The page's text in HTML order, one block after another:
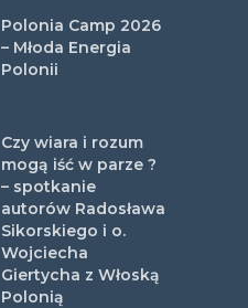
Polonia Camp 2026
– Młoda Energia
Polonii
Czy wiara i rozum
mogą iść w parze ?
– spotkanie
autorów Radosława
Sikorskiego i o.
Wojciecha
Giertycha z Włoską
Polonią